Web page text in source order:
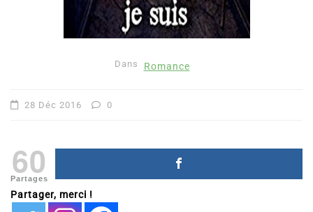
Dans Romance
28 Déc 2016 0
60
Partages
Partager, merci !